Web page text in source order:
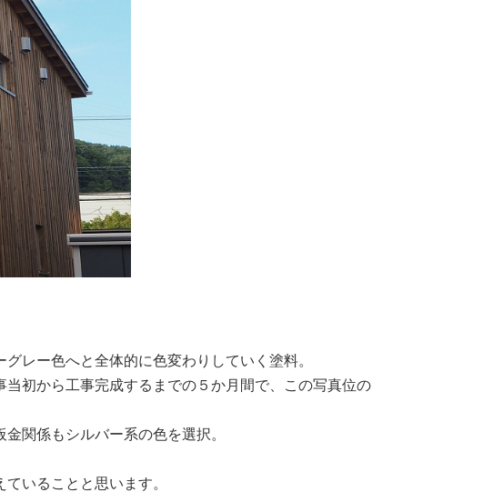
レー色へと全体的に色変わりしていく塗料。
初から工事完成するまでの５か月間で、この写真位の
関係もシルバー系の色を選択。
いることと思います。